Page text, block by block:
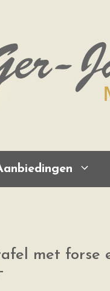
met forse